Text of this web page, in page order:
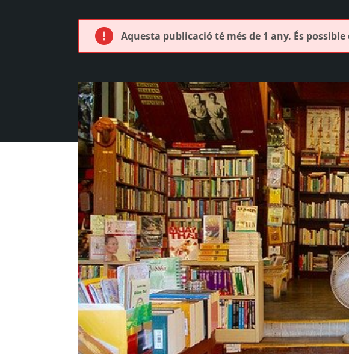
Aquesta publicació té més de 1 any. És